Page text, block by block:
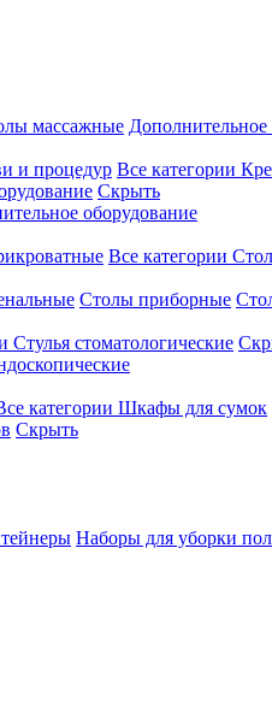
массажные Дополнительное
и процедур Все категории
Скрыть
оборудование
Все категории
Столы приборные
Стулья стоматологические
категории Шкафы для сумок
Скрыть
Наборы для уборки